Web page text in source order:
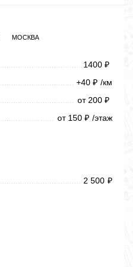
МОСКВА
1400 ₽
+40 ₽ /км
от 200 ₽
от 150 ₽ /этаж
2 500 ₽